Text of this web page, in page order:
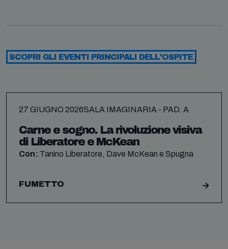
SCOPRI GLI EVENTI PRINCIPALI DELL'OSPITE
27 GIUGNO 2026SALA IMAGINARIA - PAD. A
Carne e sogno. La rivoluzione visiva
di Liberatore e McKean
Con: Tanino Liberatore, Dave McKean e Spugna
FUMETTO